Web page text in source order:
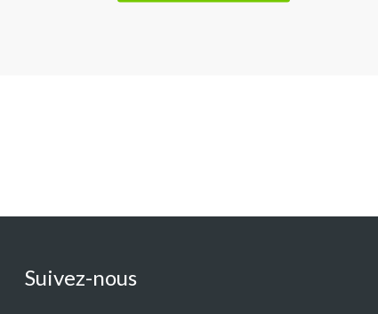
Suivez-nous